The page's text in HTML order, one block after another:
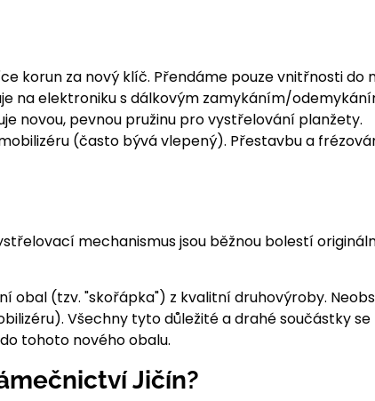
korun za nový klíč. Přendáme pouze vnitřnosti do
na elektroniku s dálkovým zamykáním/
novou, pevnou pružinu pro vystřelování planžety.
(často bývá vlepený). Přestavbu a
mechanismus jsou běžnou bolestí
obal (tzv. "skořápka") z kvalitní druhovýroby.
Všechny tyto důležité a drahé součástky
tohoto nového obalu.
Jičín?